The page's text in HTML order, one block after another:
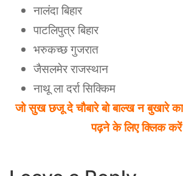
नालंदा बिहार
पाटलिपुत्र बिहार
भरुकच्छ गुजरात
जैसलमेर राजस्थान
नाथू ला दर्रा सिक्किम
जो सुख छजू दे चौबारे बो बाल्ख न बुखारे
पढ़ने के लिए क्लिक करें